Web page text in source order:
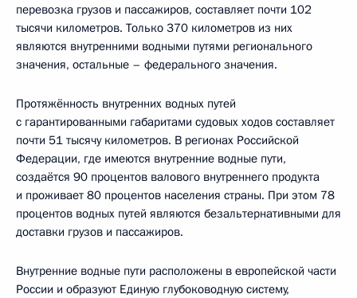
перевозка грузов и пассажиров, составляет почти 102
тысячи километров. Только 370 километров из них
являются внутренними водными путями регионального
значения, остальные – федерального значения.
Протяжённость внутренних водных путей
с гарантированными габаритами судовых ходов составляет
почти 51 тысячу километров. В регионах Российской
Федерации, где имеются внутренние водные пути,
создаётся 90 процентов валового внутреннего продукта
и проживает 80 процентов населения страны. При этом 78
процентов водных путей являются безальтернативными для
доставки грузов и пассажиров.
Внутренние водные пути расположены в европейской части
России и образуют Единую глубоководную систему,